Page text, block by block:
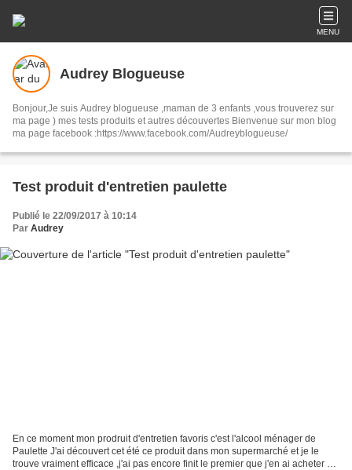
MENU
Audrey Blogueuse
Bonjour,Je suis Audrey blogueuse ,maman de 3 enfants ,vous trouverez sur
ma page ) mes tests produits et autres découvertes Bienvenue sur mon blog
ma page facebook :https://www.facebook.com/Audreyblogueuse/
Test produit d'entretien paulette
Publié le 22/09/2017 à 10:14
Par Audrey
En ce moment mon prodruit d'entretien favoris c'est l'alcool ménager de
Paulette J'ai découvert cet été ce produit dans mon supermarché et je le
trouve vraiment efficace ,j'ai pas encore finit le premier que j'en ai acheter un